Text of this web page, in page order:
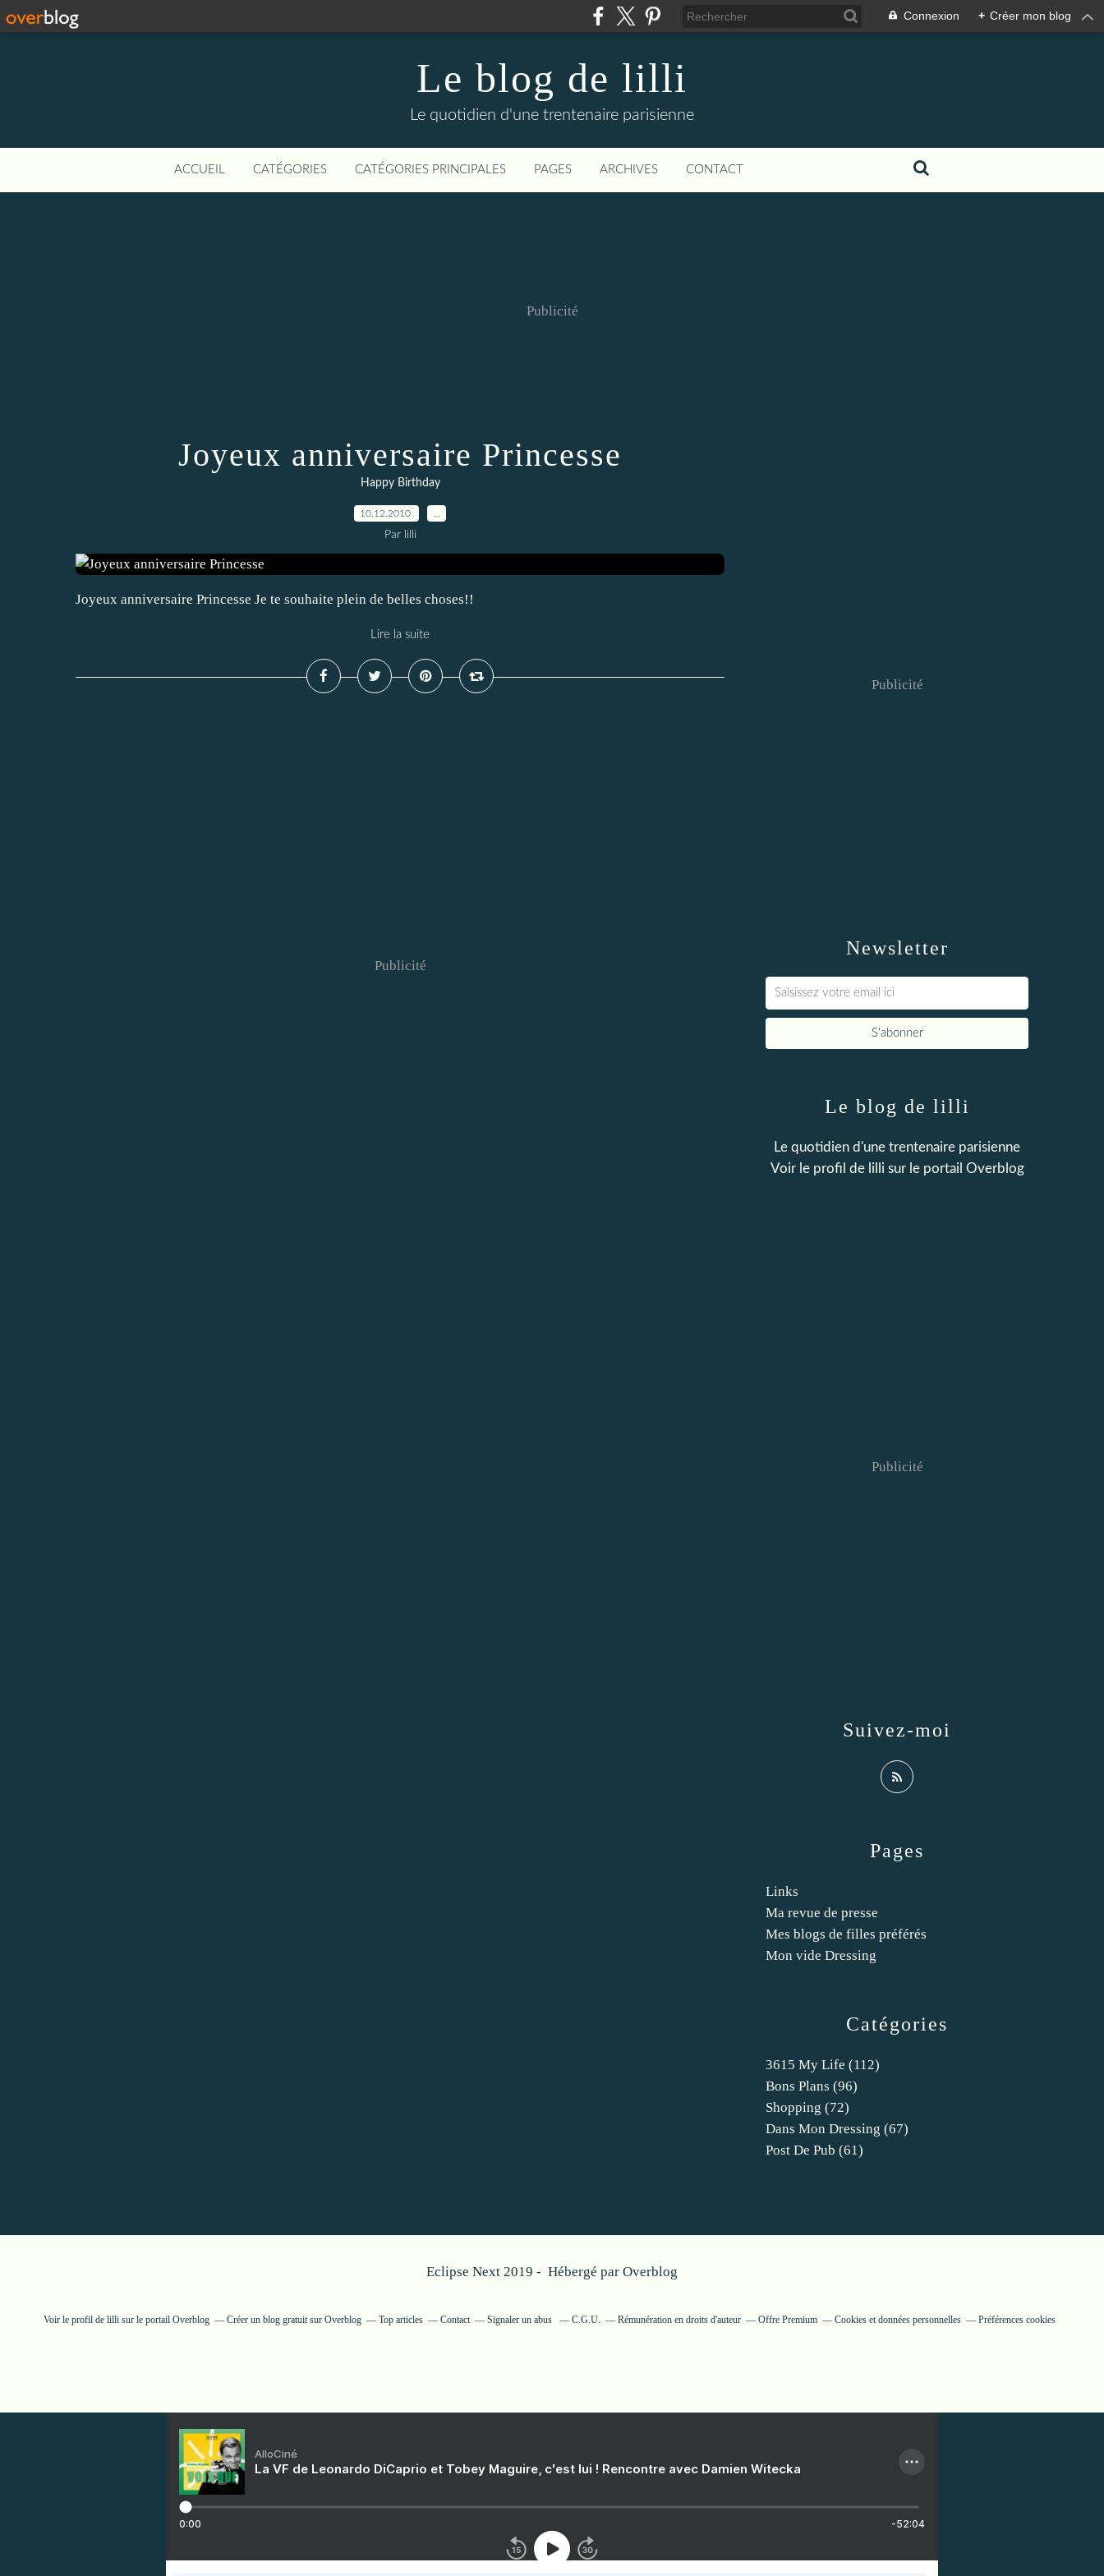
Connexion + Créer mon blog
Le blog de lilli
Le quotidien d'une trentenaire parisienne
ACCUEIL CATÉGORIES CATÉGORIES PRINCIPALES PAGES ARCHIVES CONTACT
Publicité
Joyeux anniversaire Princesse
Happy Birthday
10.12.2010
Par lilli
Joyeux anniversaire Princesse Je te souhaite plein de belles choses!!
Lire la suite
Publicité
Newsletter
Publicité
Catégories
3615 My Life (112)
Bons Plans (96)
Shopping (72)
Dans Mon Dressing (67)
Post De Pub (61)
Pages
Links
Ma revue de presse
Mes blogs de filles préférés
Mon vide Dressing
Le blog de lilli
Le quotidien d'une trentenaire parisienne
Voir le profil de lilli sur le portail Overblog
Suivez-moi
Publicité
Eclipse Next 2019 - Hébergé par Overblog
Voir le profil de lilli sur le portail Overblog Créer un blog gratuit sur Overblog Top articles Contact Signaler un abus C.G.U. Rémunération en droits d'auteur Offre Premium Cookies et données personnelles Préférences cookies
AlloCiné
La VF de Leonardo DiCaprio et Tobey Maguire, c'est lui ! Rencontre avec Damien Witecka
0:00 -52:04